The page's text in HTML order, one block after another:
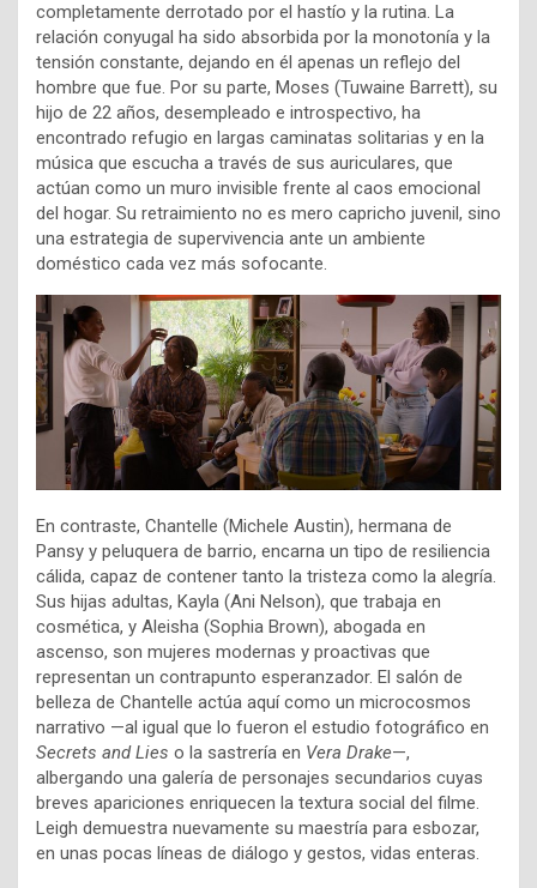
completamente derrotado por el hastío y la rutina. La
relación conyugal ha sido absorbida por la monotonía y la
tensión constante, dejando en él apenas un reflejo del
hombre que fue. Por su parte, Moses (Tuwaine Barrett), su
hijo de 22 años, desempleado e introspectivo, ha
encontrado refugio en largas caminatas solitarias y en la
música que escucha a través de sus auriculares, que
actúan como un muro invisible frente al caos emocional
del hogar. Su retraimiento no es mero capricho juvenil, sino
una estrategia de supervivencia ante un ambiente
doméstico cada vez más sofocante.
En contraste, Chantelle (Michele Austin), hermana de
Pansy y peluquera de barrio, encarna un tipo de resiliencia
cálida, capaz de contener tanto la tristeza como la alegría.
Sus hijas adultas, Kayla (Ani Nelson), que trabaja en
cosmética, y Aleisha (Sophia Brown), abogada en
ascenso, son mujeres modernas y proactivas que
representan un contrapunto esperanzador. El salón de
belleza de Chantelle actúa aquí como un microcosmos
narrativo —al igual que lo fueron el estudio fotográfico en
Secrets and Lies o la sastrería en Vera Drake—,
albergando una galería de personajes secundarios cuyas
breves apariciones enriquecen la textura social del filme.
Leigh demuestra nuevamente su maestría para esbozar,
en unas pocas líneas de diálogo y gestos, vidas enteras.